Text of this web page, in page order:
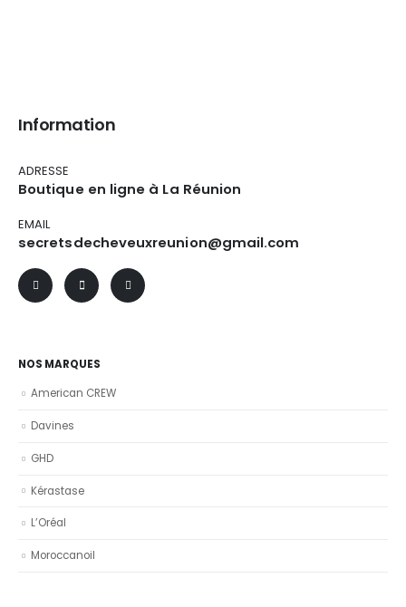
Information
ADRESSE
Boutique en ligne à La Réunion
EMAIL
secretsdecheveuxreunion@gmail.com
NOS MARQUES
American CREW
Davines
GHD
Kérastase
L’Oréal
Moroccanoil